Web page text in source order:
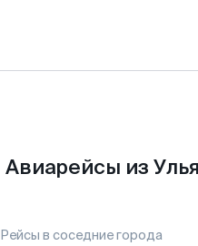
Авиарейсы из
Рейсы в соседние города